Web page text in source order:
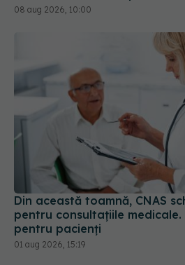
08 aug 2026, 10:00
Din această toamnă, CNAS
pentru consultațiile medicale.
pentru pacienți
01 aug 2026, 15:19